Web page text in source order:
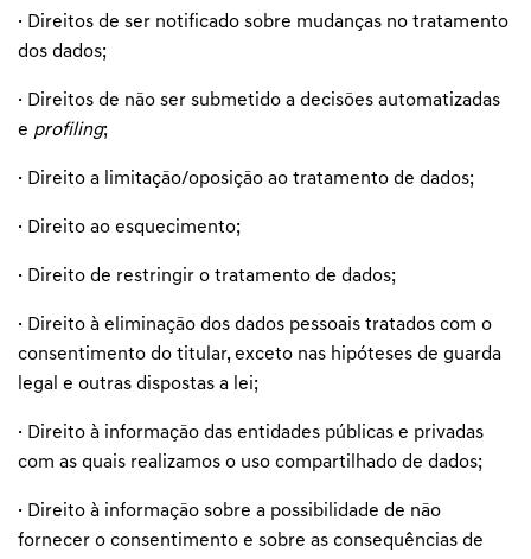
· Direitos de ser notificado sobre mudanças no tratamento
dos dados;
· Direitos de não ser submetido a decisões automatizadas
e profiling;
· Direito a limitação/oposição ao tratamento de dados;
· Direito ao esquecimento;
· Direito de restringir o tratamento de dados;
· Direito à eliminação dos dados pessoais tratados com o
consentimento do titular, exceto nas hipóteses de guarda
legal e outras dispostas a lei;
· Direito à informação das entidades públicas e privadas
com as quais realizamos o uso compartilhado de dados;
· Direito à informação sobre a possibilidade de não
fornecer o consentimento e sobre as consequências de